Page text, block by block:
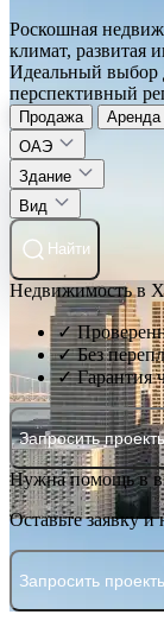
Роскошная
климат, развитая
Идеальный выбор
перспективный
Продажа
Аренда
ОАЭ
Здание
Вид
Найти
Недвижимость в
✓
✓ Без
✓ Гарантия
Запросить
Нужна помощь в
Оставьте заявку
Запросить